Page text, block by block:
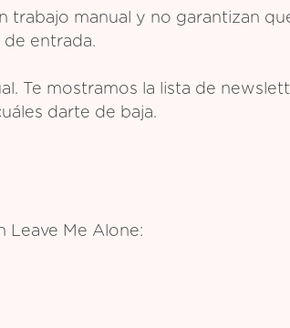
trabajo manual y no garantizan
entrada.
Te mostramos la lista de
darte de baja.
Leave Me Alone: